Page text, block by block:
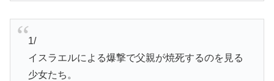
1/
イスラエルによる爆撃で父親が焼死するのを見る
少女たち。